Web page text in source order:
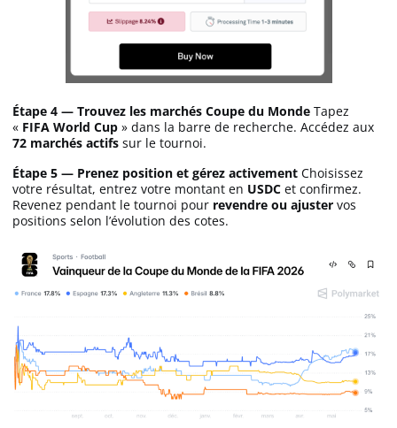
Étape 4 — Trouvez les marchés Coupe du Monde Tapez
« FIFA World Cup » dans la barre de recherche. Accédez aux
72 marchés actifs sur le tournoi.
Étape 5 — Prenez position et gérez activement Choisissez
votre résultat, entrez votre montant en USDC et confirmez.
Revenez pendant le tournoi pour revendre ou ajuster vos
positions selon l’évolution des cotes.